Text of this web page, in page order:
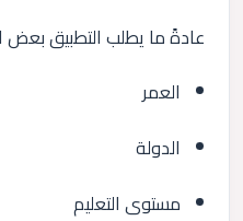
عادةً ما يطلب التطبيق بعض
العمر
الدولة
مستوى التعليم